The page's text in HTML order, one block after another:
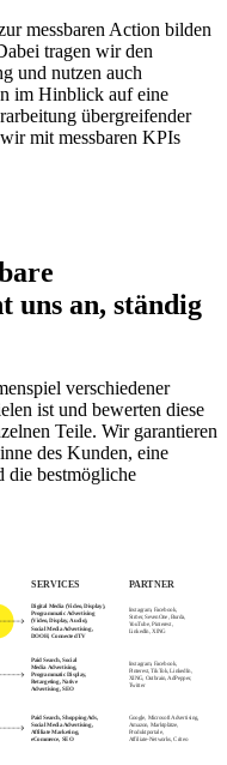
messbaren Action bilden
tragen wir den
und nutzen auch
im Hinblick auf eine
übergreifender
mit messbaren KPIs
uns an, ständig
verschiedener
ist und bewerten diese
Teile. Wir garantieren
des Kunden, eine
die bestmögliche
SERVICES PARTNER
Instagram, Facebook,
Ströer, SevenOne, Burda,
YouTube, Pinterest,
LinkedIn, XING
Paid Search, Social
Media Advertising,
Programmatic Display,
Retargeting, Native
Advertising, SEO
Instagram, Facebook,
Pinterest, TikTok, LinkedIn,
XING, Outbrain, AdPepper,
Twitter
Paid Search, Shopping Ads,
Social Media Advertising,
Affiliate Marketing,
eCommerce, SEO
Google, Microsoft Advertising,
Amazon, Marktplätze,
Produktportale,
Affiliate-Networks, Criteo
Digital Media (Video, Display),
Programmatic Advertising
(Video, Display, Audio),
Social Media Advertising,
DOOH, Connected TV